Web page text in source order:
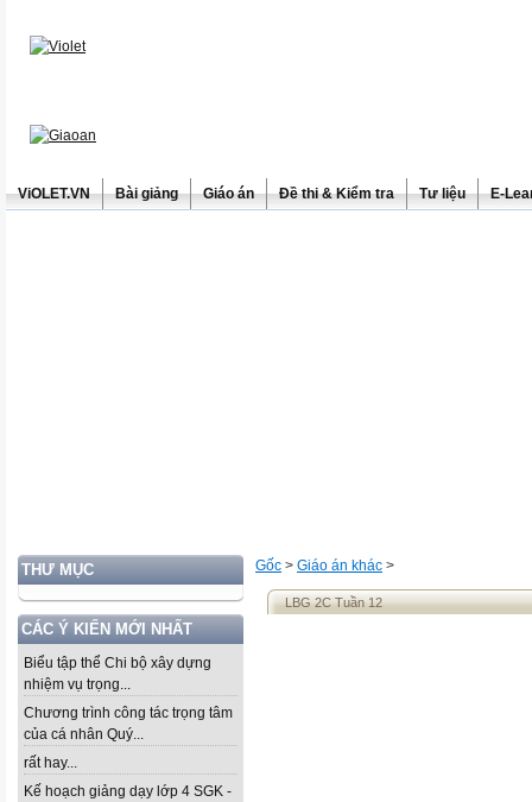
ViOLET.VN Bài giảng Giáo án Đề thi & Kiểm tra Tư liệu E-
THƯ MỤC
CÁC Ý KIẾN MỚI NHẤT
Biểu tập thể Chi bộ xây dựng
nhiệm vụ trọng...
Chương trình công tác trọng tâm
của cá nhân Quý...
rất hay...
Kế hoạch giảng dạy lớp 4 SGK -
Gốc > Giáo án khác >
LBG 2C Tuần 12